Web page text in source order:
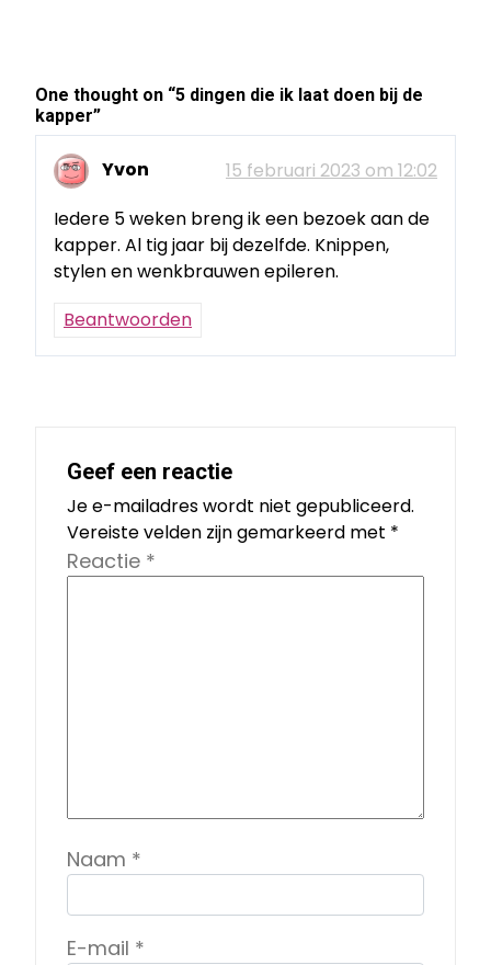
One thought on “5 dingen die ik laat doen bij de
kapper”
Yvon
15 februari 2023 om 12:02
Iedere 5 weken breng ik een bezoek aan de
kapper. Al tig jaar bij dezelfde. Knippen,
stylen en wenkbrauwen epileren.
Beantwoorden
Geef een reactie
Je e-mailadres wordt niet gepubliceerd.
Vereiste velden zijn gemarkeerd met *
Reactie *
Naam *
E-mail *